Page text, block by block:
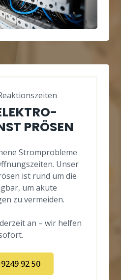
PRÖSEN
Stromprobleme
Unser
ist rund um die
um akute
zu vermeiden.
an – wir helfen
92 50